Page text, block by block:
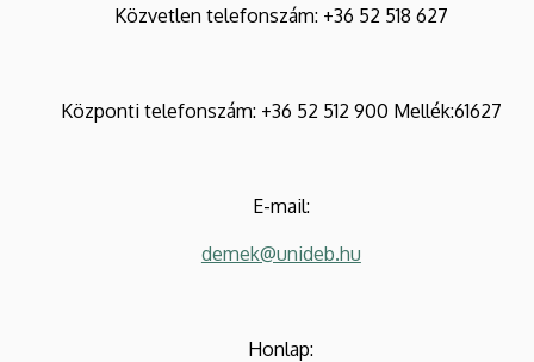
Közvetlen telefonszám: +36 52 518 627
Központi telefonszám: +36 52 512 900 Mellék:61627
E-mail:
demek@unideb.hu
Honlap: